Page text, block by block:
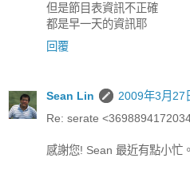
但是節目表資訊不正確
都是早一天的資訊耶
回覆
Sean Lin
2009年3月27
Re: serate
感謝您! Sean 最近有點小忙。